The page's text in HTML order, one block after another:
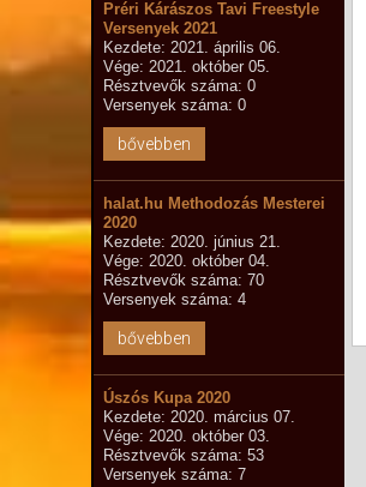
Préri Kárászos Tavi Freestyle
Versenyek 2021
Kezdete: 2021. április 06.
Vége: 2021. október 05.
Résztvevők száma: 0
Versenyek száma: 0
bővebben
halat.hu Methodozás Mesterei
2020
Kezdete: 2020. június 21.
Vége: 2020. október 04.
Résztvevők száma: 70
Versenyek száma: 4
bővebben
Úszós Kupa 2020
Kezdete: 2020. március 07.
Vége: 2020. október 03.
Résztvevők száma: 53
Versenyek száma: 7